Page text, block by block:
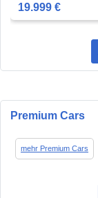
19.999 €
Premium Cars
mehr Premium Cars